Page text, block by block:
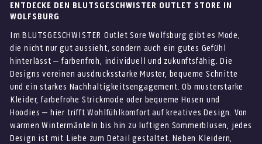
ENTDECKE DEN BLUTSGESCHWISTER OUTLET STORE IN
WOLFSBURG
Im BLUTSGESCHWISTER Outlet Sore Wolfsburg gibt es Mode,
die nicht nur gut aussieht, sondern auch ein gutes Gefühl
hinterlässt – farbenfroh, individuell und zukunftsfähig. Die
Designs vereinen ausdrucksstarke Muster, bequeme Schnitte
und ein starkes Nachhaltigkeitsengagement. Ob musterstarke
Kleider, farbefrohe Strickmode oder bequeme Hosen und
Hoodies – hier trifft Wohlfühlkomfort auf kreatives Design. Von
warmen Wintermänteln bis hin zu luftigen Sommerblusen, jedes
Design ist mit Liebe zum Detail gestaltet. Neben Kleidern,